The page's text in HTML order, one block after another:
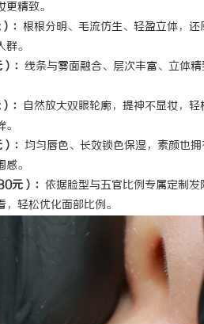
精致。
： 根根分明、毛流仿生、轻盈立体，
。
： 线条与雾面融合、层次丰富、立体
：
自然放大双眼轮廓，提神不显妆，
： 均匀唇色、长效锁色保湿，素颜也
。
元）： 依据脸型与五官比例专属定制
轻松优化面部比例。